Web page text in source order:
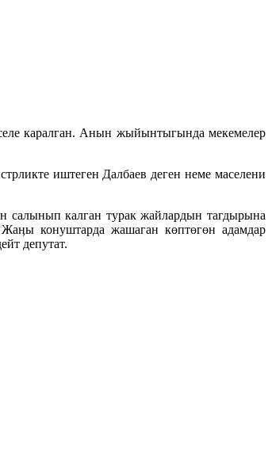
каралган. Анын жыйынтыгында мекемелер
иштеген Далбаев деген неме маселени
салынып калган турак жайлардын тагдырына
конуштарда жашаган көптөгөн адамдар
депутат.